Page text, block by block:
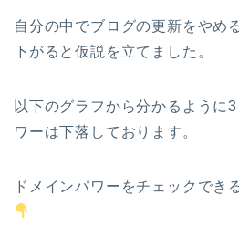
自分の中でブログの更新をやめ
下がると仮説を立てました。
以下のグラフから分かるように
ワーは下落しております。
ドメインパワーをチェックでき